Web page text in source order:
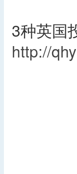
3种英国
http://